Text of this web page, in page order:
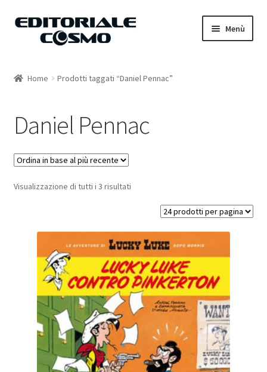
Vai
Vai
Menù
Carrello
Il mio account
Home Prodotti taggati “Daniel Pennac”
Daniel Pennac
Visualizzazione di tutti i 3 risultati